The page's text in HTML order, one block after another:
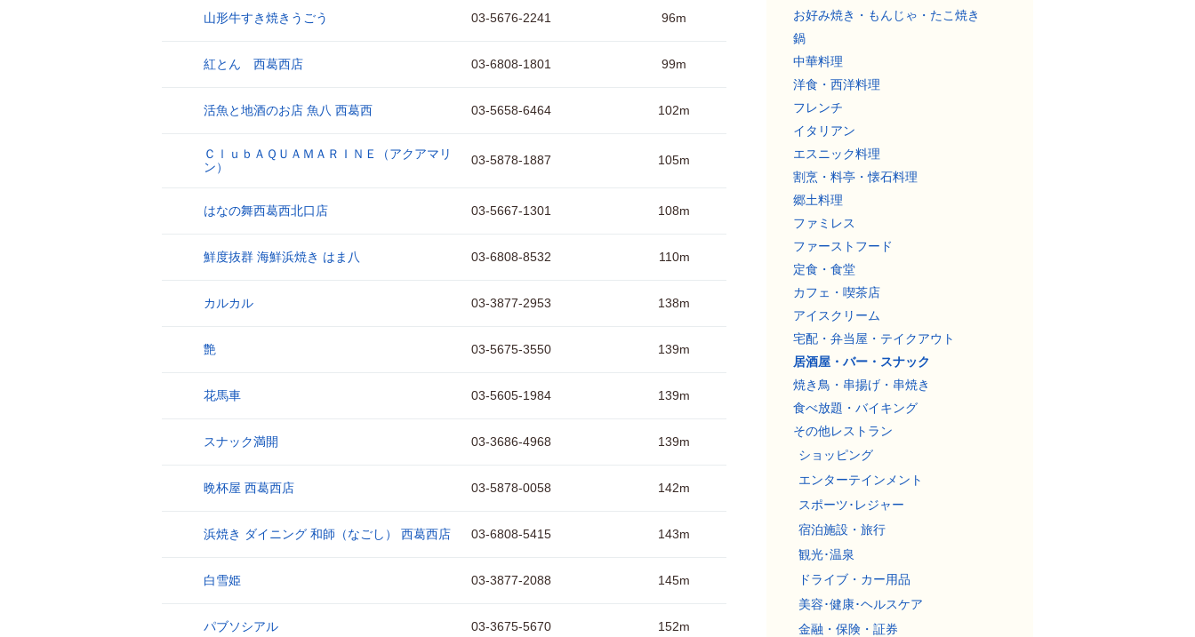
山形牛すき焼きうごう 03-5676-2241 96m
紅とん 西葛西店 03-6808-1801 99m
活魚と地酒のお店 魚八 西葛西 03-5658-6464 102m
ＣｌｕｂＡＱＵＡＭＡＲＩＮＥ（アクアマリ
ン）
03-5878-1887 105m
はなの舞西葛西北口店 03-5667-1301 108m
鮮度抜群 海鮮浜焼き はま八 03-6808-8532 110m
カルカル 03-3877-2953 138m
艶 03-5675-3550 139m
花馬車 03-5605-1984 139m
スナック満開 03-3686-4968 139m
晩杯屋 西葛西店 03-5878-0058 142m
浜焼き ダイニング 和師（なごし） 西葛西店 03-6808-5415 143m
白雪姫 03-3877-2088 145m
パブソシアル 03-3675-5670 152m
お好み焼き・もんじゃ・たこ焼き
鍋
中華料理
洋食・西洋料理
フレンチ
イタリアン
エスニック料理
割烹・料亭・懐石料理
郷土料理
ファミレス
ファーストフード
定食・食堂
カフェ・喫茶店
アイスクリーム
宅配・弁当屋・テイクアウト
居酒屋・バー・スナック
焼き鳥・串揚げ・串焼き
食べ放題・バイキング
その他レストラン
ショッピング
エンターテインメント
スポーツ･レジャー
宿泊施設・旅行
観光･温泉
ドライブ・カー用品
美容･健康･ヘルスケア
金融・保険・証券